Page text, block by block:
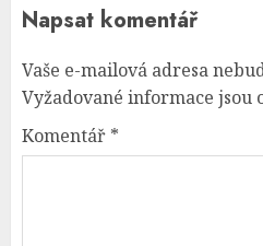
Napsat komentář
Vaše e-mailová adresa
Vyžadované informace jsou
Komentář *